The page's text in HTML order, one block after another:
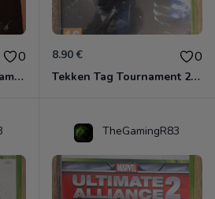
0
Écran bon état du jeu Vampire et livre de règles « la mascarade » état d’usage
8.90 € 0
Tekken Tag Tournament 2 Xbox 360
TheGamingR83